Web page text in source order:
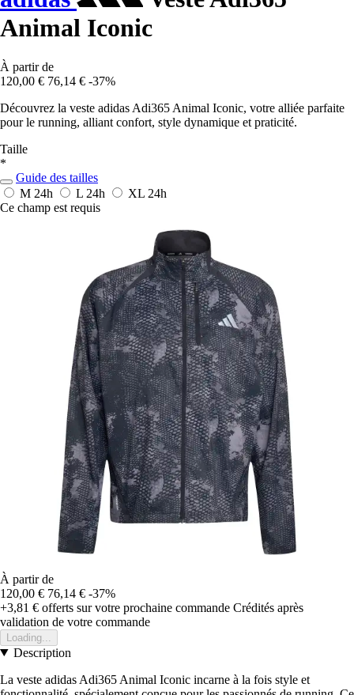
Animal Iconic
À partir de
120,00 € 76,14 € -37%
Découvrez la veste adidas Adi365 Animal Iconic, votre alliée parfaite
pour le running, alliant confort, style dynamique et praticité.
Taille
*
Guide des tailles
M 24h L 24h XL 24h
Ce champ est requis
À partir de
120,00 € 76,14 € -37%
+3,81 € offerts sur votre prochaine commande Crédités après
validation de votre commande
Loading...
Description
La veste adidas Adi365 Animal Iconic incarne à la fois style et